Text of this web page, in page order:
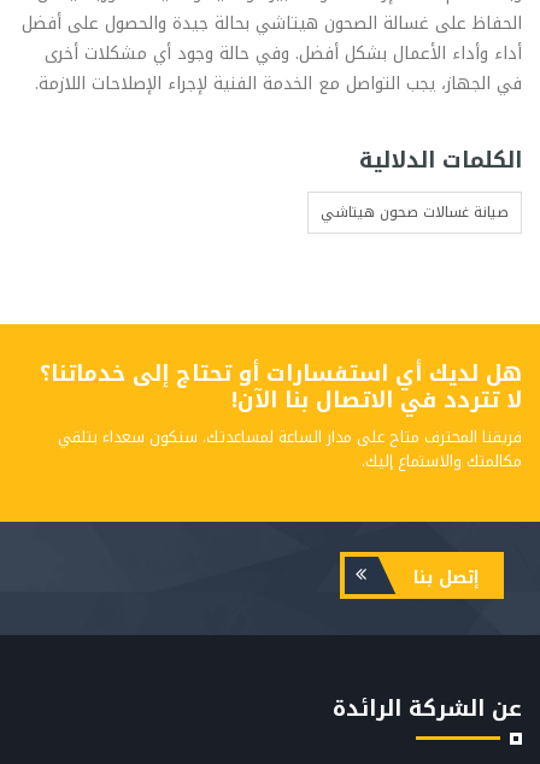
الحفاظ على غسالة الصحون هيتاشي بحالة جيدة والحصول على أفضل
أداء وأداء الأعمال بشكل أفضل. وفي حالة وجود أي مشكلات أخرى
في الجهاز، يجب التواصل مع الخدمة الفنية لإجراء الإصلاحات اللازمة.
الكلمات الدلالية
صيانة غسالات صحون هيتاشي
هل لديك أي استفسارات أو تحتاج إلى خدماتنا؟
لا تتردد في الاتصال بنا الآن!
فريقنا المحترف متاح على مدار الساعة لمساعدتك. سنكون سعداء بتلقي
مكالمتك والاستماع إليك.
إتصل بنا
عن الشركة الرائدة